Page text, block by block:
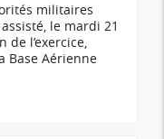
militaires
le mardi 21
de l’exercice,
Base Aérienne